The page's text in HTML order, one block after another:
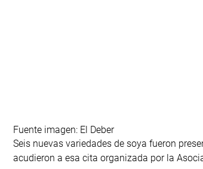
Fuente imagen: El Deber
Seis nuevas variedades de soya fueron
acudieron a esa cita organizada por la